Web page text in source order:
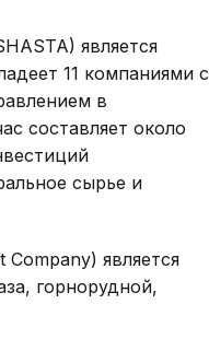
является
11 компаниями с
в
составляет около
сырье и
является
горнорудной,